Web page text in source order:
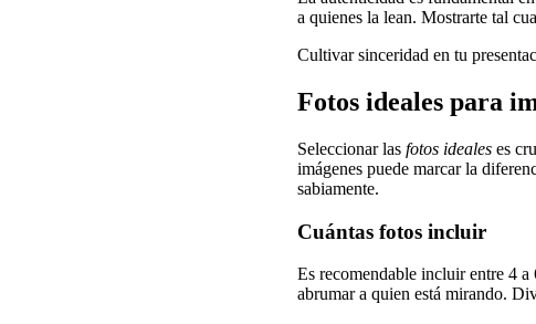
a quienes la lean. Mostrarte tal
Cultivar sinceridad en tu
Fotos ideales para
Seleccionar las fotos ideales es
imágenes puede marcar la
sabiamente.
Cuántas fotos incluir
Es recomendable incluir entre 4
abrumar a quien está mirando.